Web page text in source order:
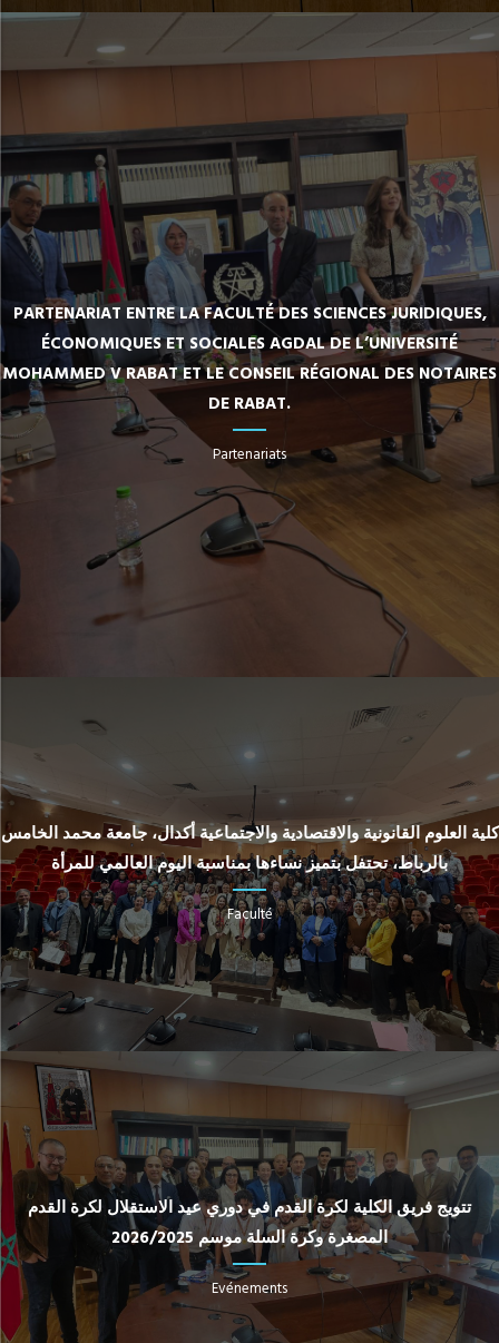
PARTENARIAT ENTRE LA FACULTÉ DES SCIENCES JURIDIQUES,
ÉCONOMIQUES ET SOCIALES AGDAL DE L’UNIVERSITÉ
MOHAMMED V RABAT ET LE CONSEIL RÉGIONAL DES NOTAIRES
DE RABAT.
Partenariats
كلية العلوم القانونية والاقتصادية والاجتماعية أكدال، جامعة محمد الخامس
بالرباط، تحتفل بتميز نساءها بمناسبة اليوم العالمي للمرأة
Faculté
تتويج فريق الكلية لكرة القدم في دوري عيد الاستقلال لكرة القدم
المصغرة وكرة السلة موسم 2026/2025
Evénements